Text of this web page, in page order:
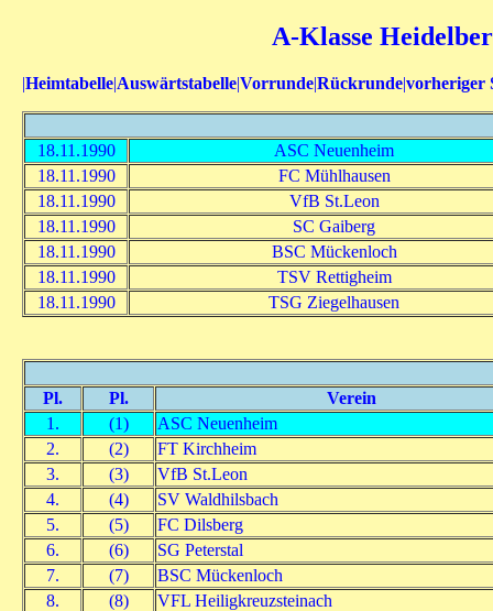
A-Klasse
|Heimtabelle|Auswärtstabelle|Vorrunde|Rückrunde|vorheriger
18.11.1990
ASC Neuenheim
18.11.1990
FC Mühlhausen
18.11.1990
VfB St.Leon
18.11.1990
SC Gaiberg
18.11.1990
BSC Mückenloch
18.11.1990
TSV Rettigheim
18.11.1990
TSG Ziegelhausen
Pl. Pl.
Verein
1.
(1)
ASC Neuenheim
2.
(2)
FT Kirchheim
3.
(3)
VfB St.Leon
4.
(4)
SV Waldhilsbach
5.
(5)
FC Dilsberg
6.
(6)
SG Peterstal
7.
(7)
BSC Mückenloch
8.
(8)
VFL Heiligkreuzsteinach